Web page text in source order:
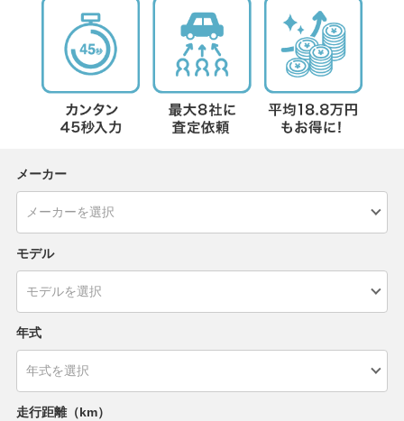
メーカー
モデル
年式
走行距離（km）